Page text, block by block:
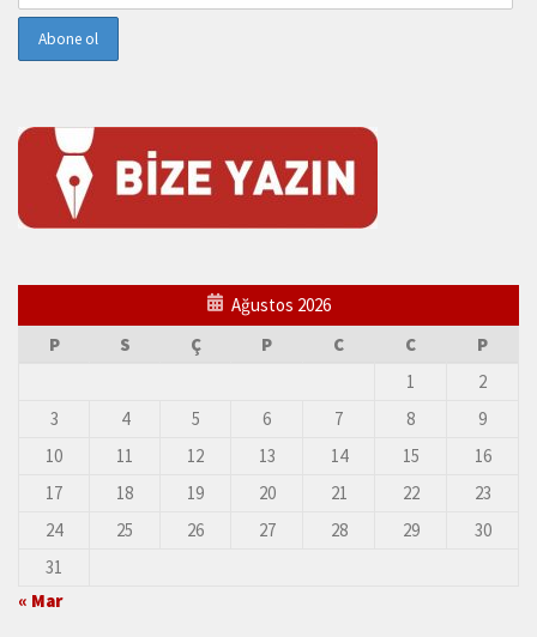
Ağustos 2026
P
S Ç P C C
P
1
2
3
4 5 6 7 8
9
10
11 12 13 14 15
16
17
18 19 20 21 22
23
24
25 26 27 28 29
30
31
« Mar